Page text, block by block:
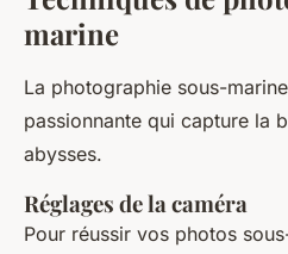
marine
La photographie sous-
passionnante qui capture la
abysses.
Réglages de la caméra
Pour réussir vos photos